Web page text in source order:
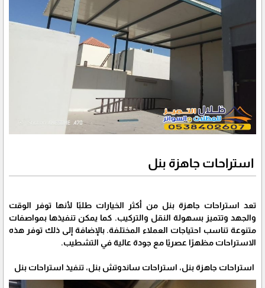
استراحات جاهزة بنل
تعد استراحات جاهزة بنل من أكثر الخيارات طلبًا لأنها توفر الوقت
والجهد وتتميز بسهولة النقل والتركيب. كما يمكن تنفيذها بمواصفات
متنوعة تناسب احتياجات العملاء المختلفة. بالإضافة إلى ذلك توفر هذه
الاستراحات مظهرًا عصريًا مع جودة عالية في التشطيب.
استراحات جاهزة بنل، استراحات ساندوتش بنل، تنفيذ استراحات بنل